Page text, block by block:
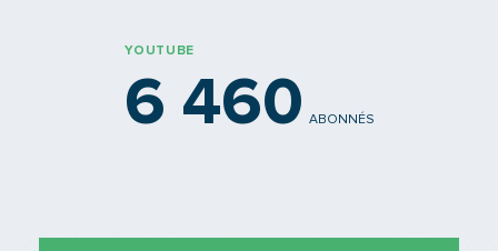
YOUTUBE
6 460 ABONNÉS